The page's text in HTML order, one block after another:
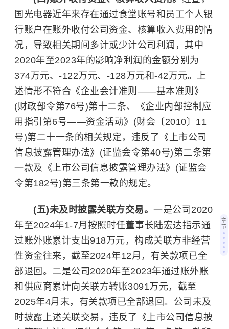
国光电器近年来存在通过食堂账号和员工个人银
行账户在账外收付公司资金、核算收入费用的情
况，导致相关期间多计或少计公司利润，其中
2020年至2023年的影响净利润的金额分别为
374万元、-122万元、-128万元和-42万元。上
述情形不符合《企业会计准则——基本准则》
(财政部令第76号)第十二条、《企业内部控制应
用指引第6号——资金活动》(财会〔2010〕11
号)第二十一条的相关规定，违反了《上市公司
信息披露管理办法》(证监会令第40号)第二条第
一款及《上市公司信息披露管理办法》(证监会
令第182号)第三条第一款的规定。
(五)未及时披露关联方交易。 一是公司2020
年至2024年1-7月按照时任董事长陆宏达指示通
过账外账累计支出918万元，构成关联方非经营
性资金往来，截至2024年12月，有关款项已全
部退回。二是公司2020年至2023年通过账外账
和供应商累计向关联方转账3091万元，截至
2025年4月末，有关款项已全部退回。公司未及
时披露上述关联交易，违反了《上市公司信息披
章
节